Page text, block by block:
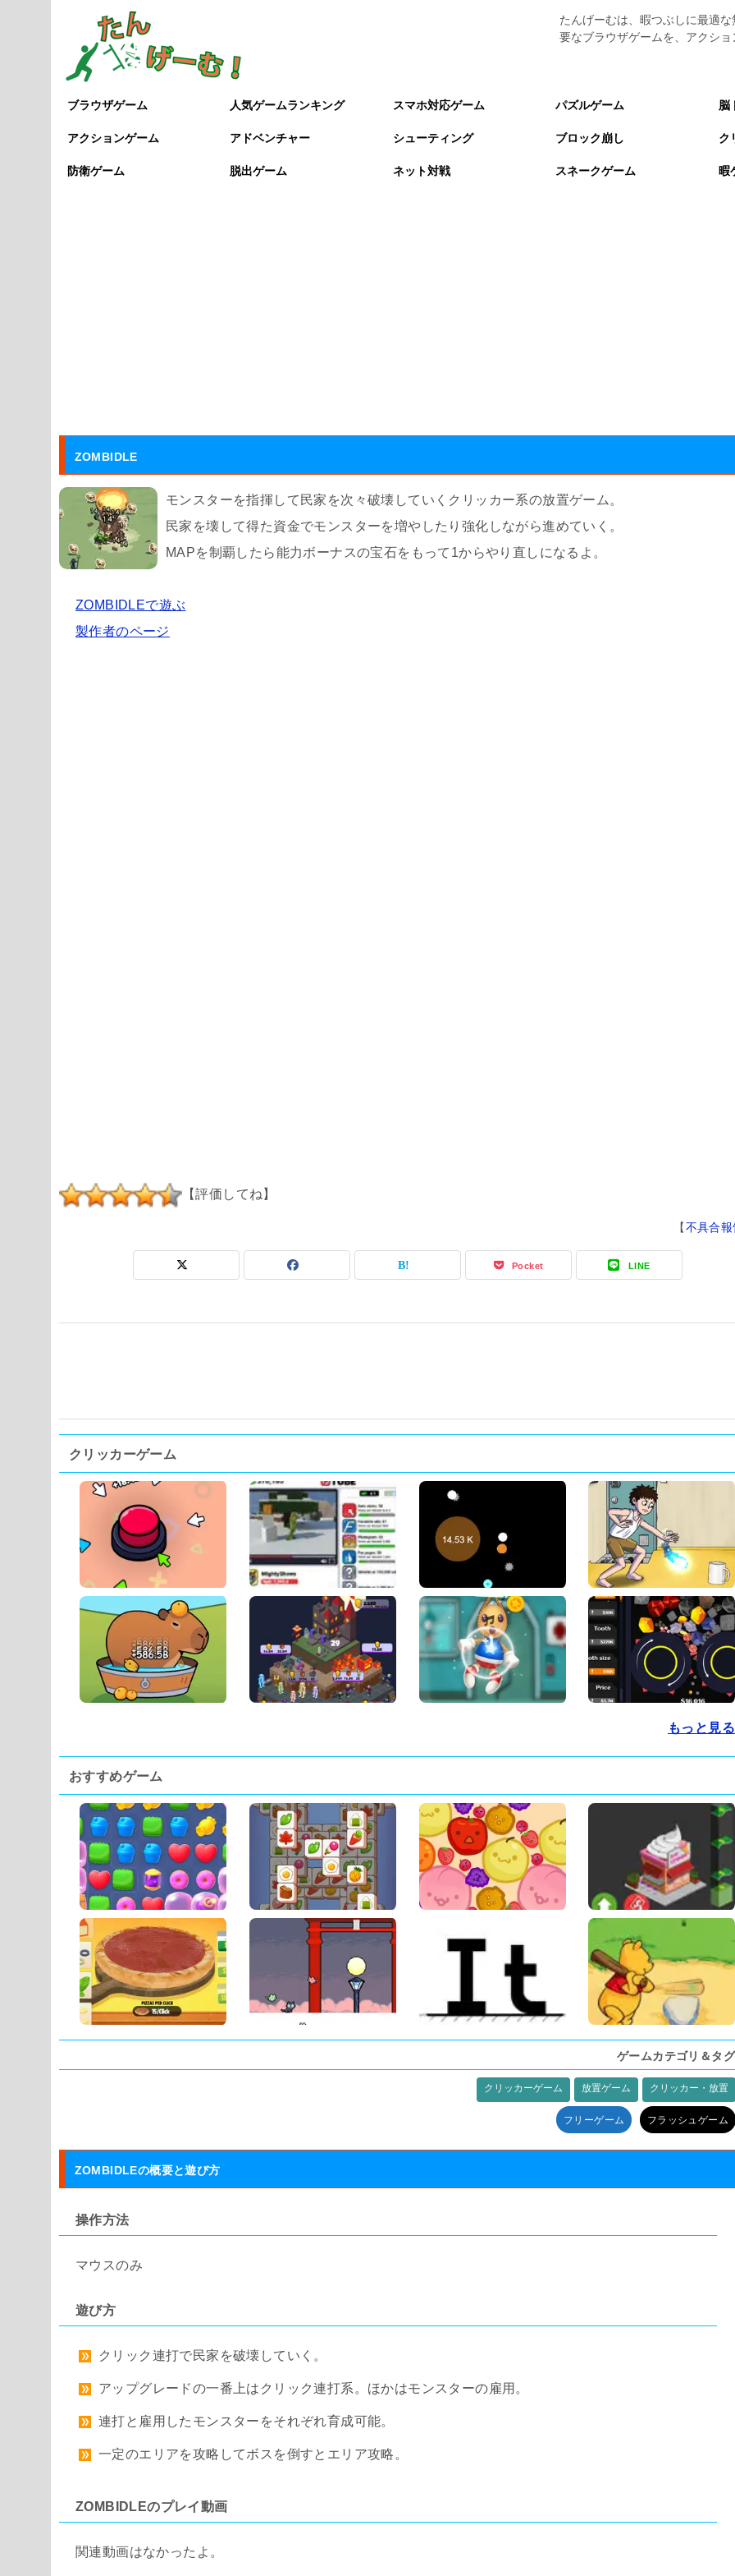
たんげーむは、暇つぶしに最適
要なブラウザゲームを、アクシ
ブラウザゲーム 人気ゲームランキング スマホ対応ゲーム パズルゲーム 脳
アクションゲーム アドベンチャー シューティング ブロック崩し ク
防衛ゲーム 脱出ゲーム ネット対戦 スネークゲーム 暇
ZOMBIDLE
モンスターを指揮して民家を次々破壊していくクリッカー系の放置ゲーム。
民家を壊して得た資金でモンスターを増やしたり強化しながら進めていく。
MAPを制覇したら能力ボーナスの宝石をもって1からやり直しになるよ。
ZOMBIDLEで遊ぶ
製作者のページ
【評価してね】
【不具合報
Pocket LINE
クリッカーゲーム
もっと見る
おすすめゲーム
ゲームカテゴリ＆タグ
クリッカーゲーム 放置ゲーム クリッカー・放置
フリーゲーム フラッシュゲーム
ZOMBIDLEの概要と遊び方
操作方法
マウスのみ
遊び方
クリック連打で民家を破壊していく。
アップグレードの一番上はクリック連打系。ほかはモンスターの雇用。
連打と雇用したモンスターをそれぞれ育成可能。
一定のエリアを攻略してボスを倒すとエリア攻略。
ZOMBIDLEのプレイ動画
関連動画はなかったよ。